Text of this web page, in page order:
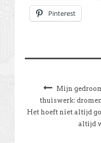
Pinterest
Mijn
thuiswerk:
Het hoeft niet altijd
altijd